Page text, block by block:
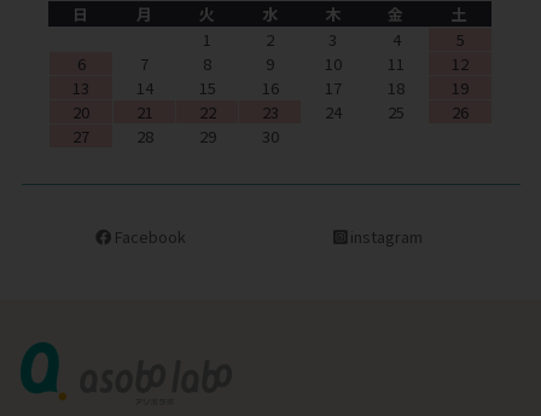
日
月 火 水 木 金
土
1
2 3 4
5
6
7 8 9 10 11
12
13
14 15 16 17 18
19
20
21 22 23 24 25
26
27
28 29 30
Facebook instagram